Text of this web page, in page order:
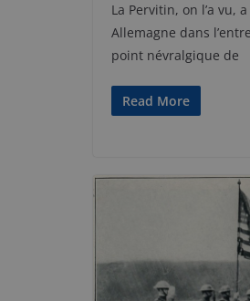
La Pervitin, on l’a vu,
Allemagne dans
point névralgique de
Read More